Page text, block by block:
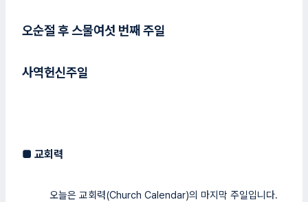
오순절 후 스물여섯 번째 주일
사역헌신주일
■ 교회력
오늘은 교회력(Church Calendar)의 마지막 주일입니다.